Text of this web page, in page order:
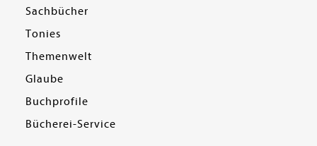
Sachbücher
Tonies
Themenwelt
Glaube
Buchprofile
Bücherei-Service